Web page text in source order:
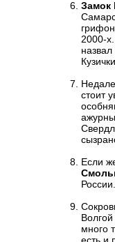
Замок
2000-
стоит
Если
России.
много